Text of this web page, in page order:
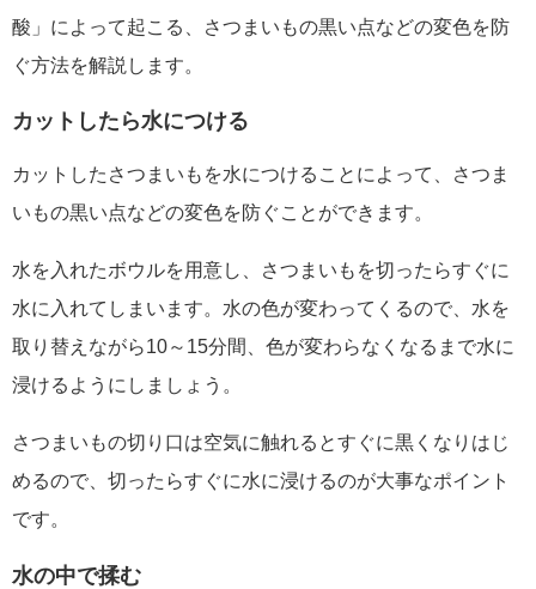
酸」によって起こる、さつまいもの黒い点などの変色を防
ぐ方法を解説します。
カットしたら水につける
カットしたさつまいもを水につけることによって、さつま
いもの黒い点などの変色を防ぐことができます。
水を入れたボウルを用意し、さつまいもを切ったらすぐに
水に入れてしまいます。水の色が変わってくるので、水を
取り替えながら10～15分間、色が変わらなくなるまで水に
浸けるようにしましょう。
さつまいもの切り口は空気に触れるとすぐに黒くなりはじ
めるので、切ったらすぐに水に浸けるのが大事なポイント
です。
水の中で揉む